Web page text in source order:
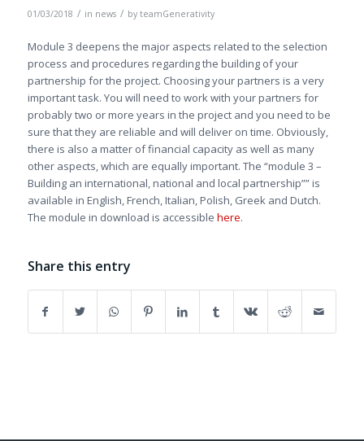
01/03/2018 / in news / by teamGenerativity
Module 3 deepens the major aspects related to the selection
process and procedures regarding the building of your
partnership for the project. Choosing your partners is a very
important task. You will need to work with your partners for
probably two or more years in the project and you need to be
sure that they are reliable and will deliver on time. Obviously,
there is also a matter of financial capacity as well as many
other aspects, which are equally important. The “module 3 –
Building an international, national and local partnership”” is
available in English, French, Italian, Polish, Greek and Dutch.
The module in download is accessible here.
Share this entry